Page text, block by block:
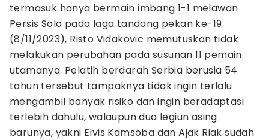
termasuk hanya bermain imbang 1-1 melawan
Persis Solo pada laga tandang pekan ke-19
(8/11/2023), Risto Vidakovic memutuskan tidak
melakukan perubahan pada susunan 11 pemain
utamanya. Pelatih berdarah Serbia berusia 54
tahun tersebut tampaknya tidak ingin terlalu
mengambil banyak risiko dan ingin beradaptasi
terlebih dahulu, walaupun dua legiun asing
barunya, yakni Elvis Kamsoba dan Ajak Riak sudah